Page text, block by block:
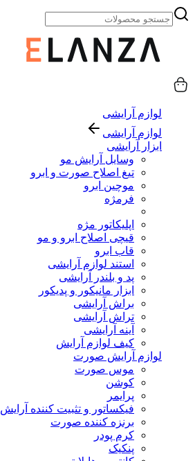
لوازم آرایشی
لوازم آرایشی
ابزار آرایشی
وسایل آرایش مو
تیغ اصلاح صورت و ابرو
موچین ابرو
فرمژه
اپلیکاتور مژه
قیچی اصلاح ابرو و مو
قاب ابرو
استند لوازم آرایشی
پد و بلندر آرایشی
ابزار مانیکور و پدیکور
براش آرایشی
تراش آرایشی
آینه آرایشی
کیف لوازم آرایش
لوازم آرایش صورت
موس صورت
کوشن
پرایمر
فیکساتور و تثبیت کننده آرایش
برنزه کننده صورت
کرم پودر
پنکیک